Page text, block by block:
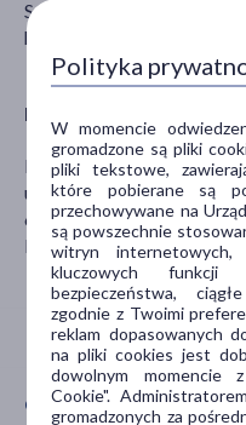
Seoul, Republic of Korea
hello@skin1004korea.com
Dystrybutor
MARIA KOHUT
ul. Lisiec Mały 28 e
62-571 Stare Miasto
biuro@cuusi.pl
CECHY PRODUKTU
Polityka
W momencie
gromadzone są pliki
pliki tekstowe,
które pobierane są
przechowywane na
są powszechnie
witryn internetowych,
kluczowych funkcji
bezpieczeństwa,
zgodnie z Twoimi
reklam dopasowanych
na pliki cookies jest
dowolnym momencie
Cookie".
gromadzonych za